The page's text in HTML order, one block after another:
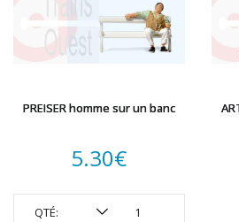
PREISER homme sur un banc
5.30€
QTÉ: